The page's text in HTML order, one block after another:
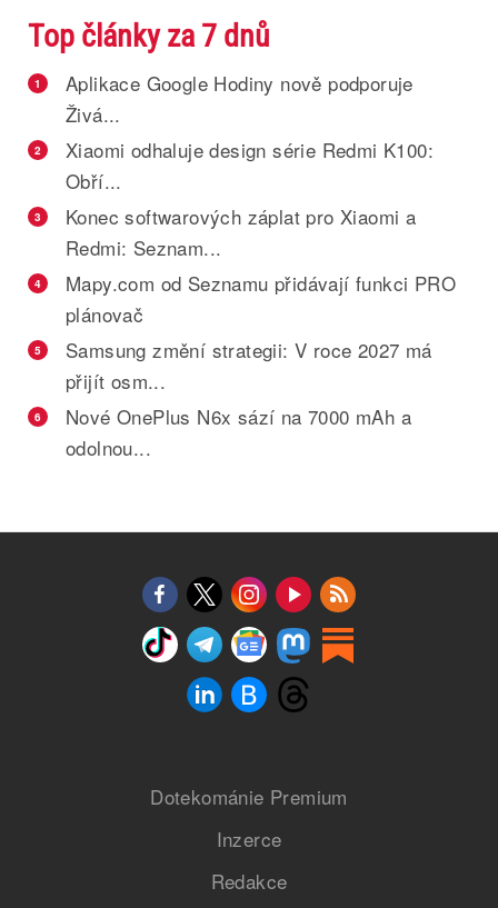
Top články za 7 dnů
1
Aplikace Google Hodiny nově podporuje
Živá...
2
Xiaomi odhaluje design série Redmi K100:
Obří...
3
Konec softwarových záplat pro Xiaomi a
Redmi: Seznam...
4
Mapy.com od Seznamu přidávají funkci PRO
plánovač
5
Samsung změní strategii: V roce 2027 má
přijít osm...
6
Nové OnePlus N6x sází na 7000 mAh a
odolnou...
Dotekománie Premium
Inzerce
Redakce